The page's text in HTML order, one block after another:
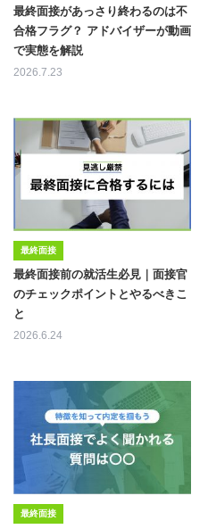
最終面接があっさり終わるのは不
合格フラグ？ アドバイザーが動画
で実態を解説
2026.7.23
最終面接
最終面接前の就活生必見｜面接官
のチェックポイントとやるべきこ
と
2026.6.24
最終面接